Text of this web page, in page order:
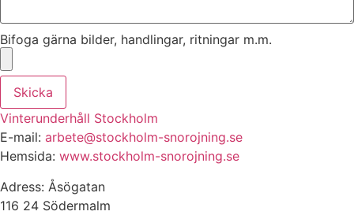
Bifoga gärna bilder, handlingar, ritningar m.m.
Skicka
Vinterunderhåll Stockholm
E-mail: arbete@stockholm-snorojning.se
Hemsida: www.stockholm-snorojning.se
Adress: Åsögatan
116 24 Södermalm